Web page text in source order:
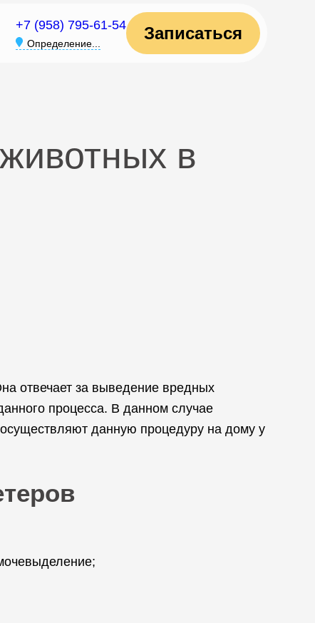
+7 (958) 795-61-54
Определение...
Записаться
в
отвечает за выведение вредных
процесса. В данном случае
данную процедуру на дому у